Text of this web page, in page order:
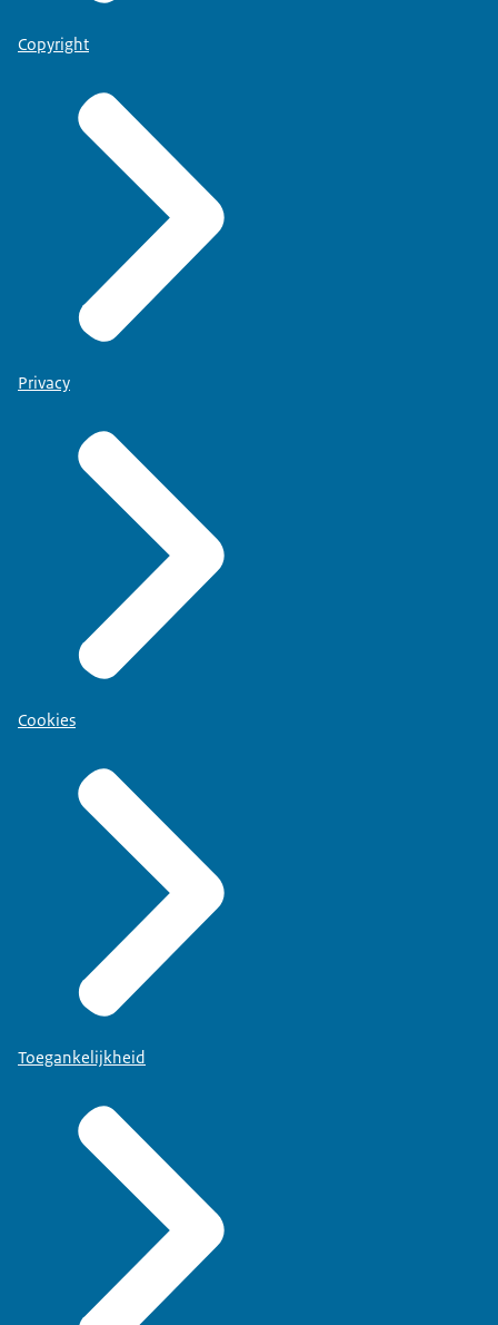
Copyright
Privacy
Cookies
Toegankelijkheid